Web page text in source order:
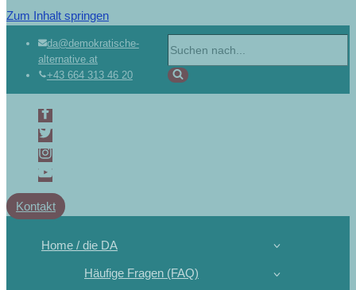
Zum Inhalt springen
da@demokratische-
alternative.at
+43 664 313 46 20
Kontakt
Home / die DA
Häufige Fragen (FAQ)